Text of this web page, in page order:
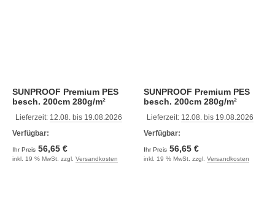
SUNPROOF Premium PES
besch. 200cm 280g/m²
Lieferzeit: 12.08. bis 19.08.2026
Verfügbar:
Ihr Preis 56,65 €
inkl. 19 % MwSt. zzgl. Versandkosten
SUNPROOF Premium PES
besch. 200cm 280g/m²
Lieferzeit: 12.08. bis 19.08.2026
Verfügbar:
Ihr Preis 56,65 €
inkl. 19 % MwSt. zzgl. Versandkosten